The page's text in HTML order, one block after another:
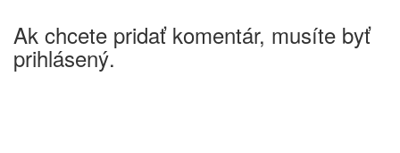
Ak chcete pridať komentár, musíte byť
prihlásený.